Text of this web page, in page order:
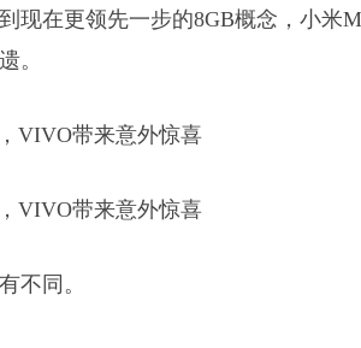
现在更领先一步的8GB概念，小米
。
不同。